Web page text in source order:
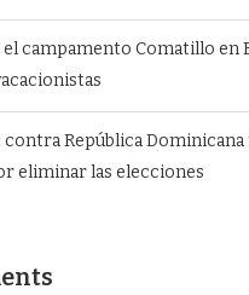
campamento Comatillo en
República Dominicana
eliminar las elecciones